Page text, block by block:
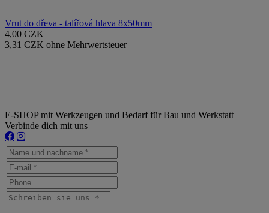
Vrut do dřeva - talířová hlava 8x50mm
4,00 CZK
3,31 CZK ohne Mehrwertsteuer
E-SHOP mit Werkzeugen und Bedarf für Bau und Werkstatt
Verbinde dich mit uns